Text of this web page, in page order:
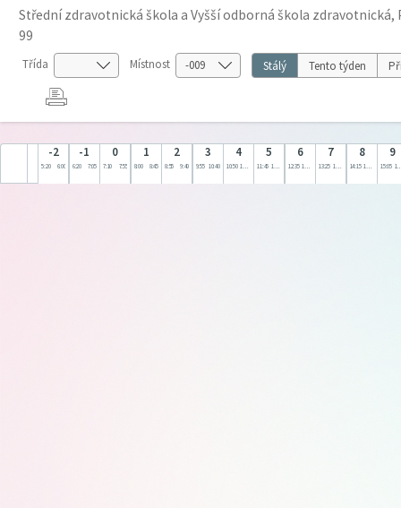
Střední zdravotnická škola a Vyšší odborná škola zdravotnická,
99
Třída Místnost Stálý Tento týden
-2
5:20 6:00
-1
6:20 7:05
0
7:10 7:55
1
8:00 8:45
2
8:55 9:40
3
9:55 10:40
4
10:50 11:35
5
11:45 12:30
6
12:35 13:20
7
13:25 14:10
8
14:15 15:00
9
15:05